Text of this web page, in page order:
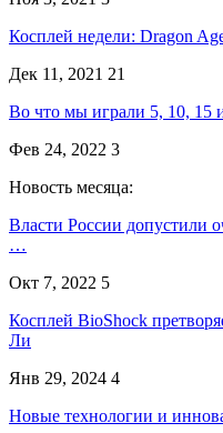
Косплей недели: Dragon
Дек 11, 2021 21
Во что мы играли 5, 10, 15
Фев 24, 2022 3
Новость месяца:
Власти России допустили
…
Окт 7, 2022 5
Косплей BioShock
Ли
Янв 29, 2024 4
Новые технологии и